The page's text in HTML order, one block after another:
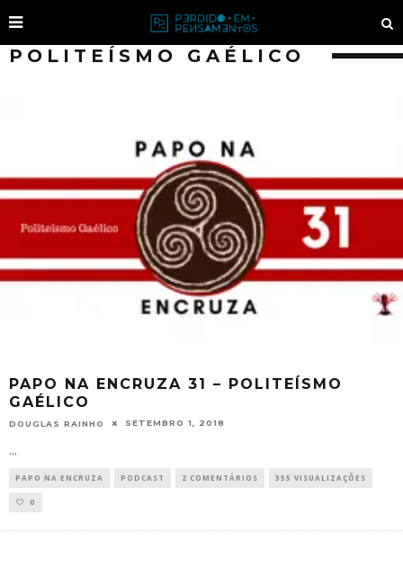
POLITEÍSMO GAÉLICO
PAPO NA ENCRUZA 31 – POLITEÍSMO
GAÉLICO
DOUGLAS RAINHO SETEMBRO 1, 2018
...
PAPO NA ENCRUZA PODCAST 2 COMENTÁRIOS 355 VISUALIZAÇÕES
0